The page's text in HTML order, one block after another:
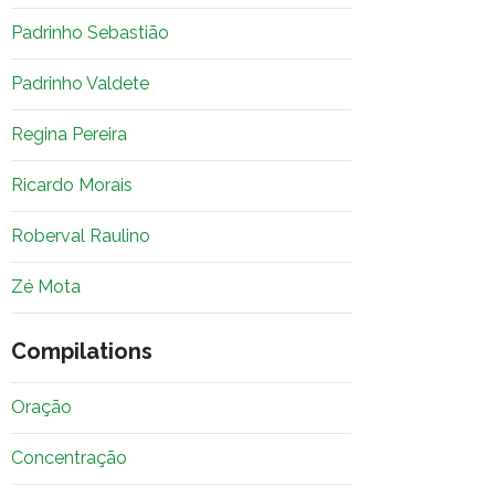
Padrinho Sebastião
Padrinho Valdete
Regina Pereira
Ricardo Morais
Roberval Raulino
Zé Mota
Compilations
Oração
Concentração